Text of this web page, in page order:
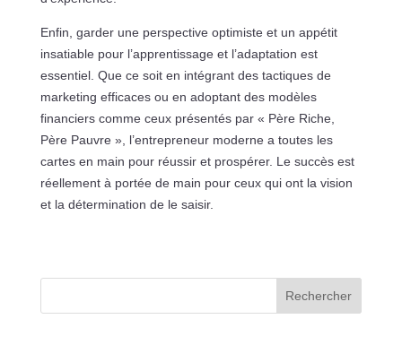
Enfin, garder une perspective optimiste et un appétit
insatiable pour l’apprentissage et l’adaptation est
essentiel. Que ce soit en intégrant des tactiques de
marketing efficaces ou en adoptant des modèles
financiers comme ceux présentés par « Père Riche,
Père Pauvre », l’entrepreneur moderne a toutes les
cartes en main pour réussir et prospérer. Le succès est
réellement à portée de main pour ceux qui ont la vision
et la détermination de le saisir.
Rechercher